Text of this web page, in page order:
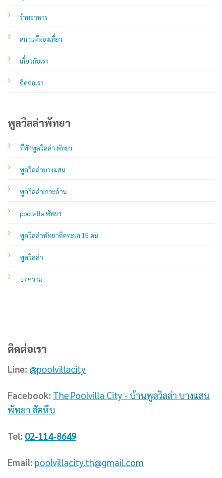
ร้านอาหาร
สถานที่ท่องเที่ยว
เกี่ยวกับเรา
ติดต่อเรา
พูลวิลล่าพัทยา
ที่พักพูลวิลล่า พัทยา
พูลวิลล่าบางแสน
พูลวิลล่าเกาะล้าน
poolvilla พัทยา
พูลวิลล่าพัทยาติดทะเล 15 คน
พูลวิลล่า
บทความ
ติดต่อเรา
Line: @poolvillacity
Facebook: The Poolvilla City - บ้านพูลวิลล่า บางแสน
พัทยา สัตหีบ
Tel: 02-114-8649
Email: poolvillacity.th@gmail.com